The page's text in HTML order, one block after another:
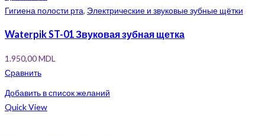
Гигиена полости рта, Электрические и звуковые зубные щётки
Waterpik ST-01 Звуковая зубная щетка
1.950,00MDL
Сравнить
Добавить в список желаний
Quick View